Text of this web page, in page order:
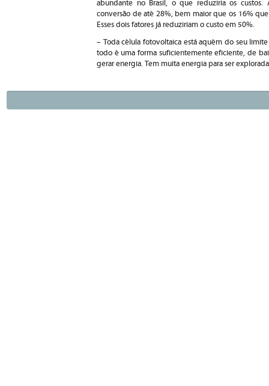
abundante no Brasil, o que reduziria os
conversão de até 28%, bem maior que os 16%
Esses dois fatores já reduziriam o custo em 50%.
– Toda célula fotovoltaica está aquém do seu
todo é uma forma suficientemente eficiente, de
gerar energia. Tem muita energia para ser